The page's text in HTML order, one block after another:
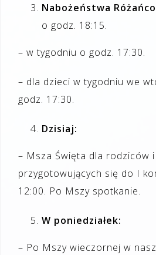
Nabożeństwa
o godz. 18:15.
– w tygodniu o godz. 17:30.
– dla dzieci w tygodniu we
godz. 17:30.
Dzisiaj:
– Msza Święta dla rodziców
przygotowujących się do I
12:00. Po Mszy spotkanie.
W poniedziałek:
– Po Mszy wieczornej w